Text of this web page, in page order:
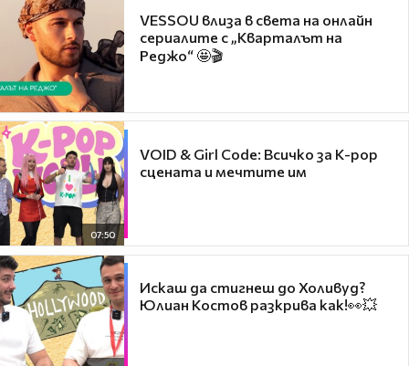
VESSOU влиза в света на онлайн
сериалите с „Кварталът на
Реджо“ 🤩🎬
07:50
VOID & Girl Code: Всичко за K-pop
сцената и мечтите им
Искаш да стигнеш до Холивуд?
Юлиан Костов разкрива как!👀💥